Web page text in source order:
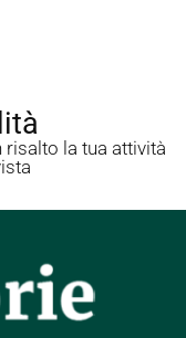
la tua attività